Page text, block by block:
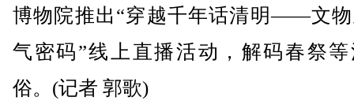
博物院推出“穿越千年话清明——文
气密码”线上直播活动，解码春祭
俗。(记者 郭歌)